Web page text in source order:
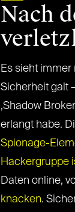
Nach
Es sieht
Sicherheit galt
‚Shadow
erlangt habe.
Spionage-
Hackergruppe
Daten online,
knacken.